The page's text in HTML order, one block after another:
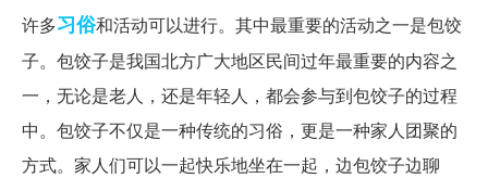
许多习俗和活动可以进行。其中最重要的活动之一是包饺
子。包饺子是我国北方广大地区民间过年最重要的内容之
一，无论是老人，还是年轻人，都会参与到包饺子的过程
中。包饺子不仅是一种传统的习俗，更是一种家人团聚的
方式。家人们可以一起快乐地坐在一起，边包饺子边聊